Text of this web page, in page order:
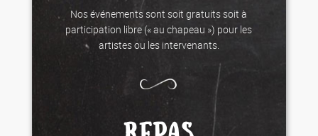
Nos événements sont soit gratuits soit à
participation libre (« au chapeau ») pour les
artistes ou les intervenants.